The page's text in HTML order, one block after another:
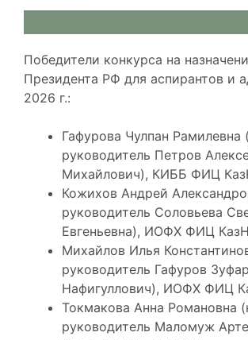
Победители конкурса на
Президента РФ для аспирантов и
2026 г.:
Гафурова Чулпан Рамилевна
руководитель Петров
Михайлович), КИББ ФИЦ
Кожихов Андрей
руководитель Соловьева
Евгеньевна), ИОФХ ФИЦ
Михайлов Илья
руководитель Гафуров Зуфар
Нафигуллович), ИОФХ ФИЦ
Токмакова Анна Романовна
руководитель Маломуж